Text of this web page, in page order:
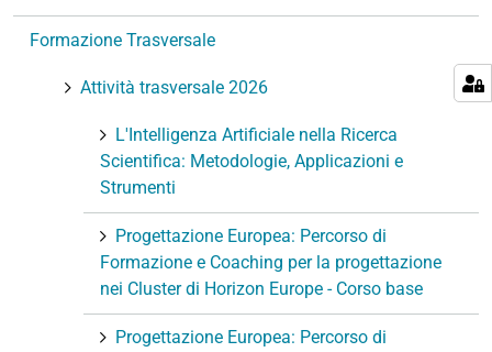
n
Formazione Trasversale
Attività trasversale 2026
L'Intelligenza Artificiale nella Ricerca
Scientifica: Metodologie, Applicazioni e
Strumenti
Progettazione Europea: Percorso di
Formazione e Coaching per la progettazione
nei Cluster di Horizon Europe - Corso base
Progettazione Europea: Percorso di